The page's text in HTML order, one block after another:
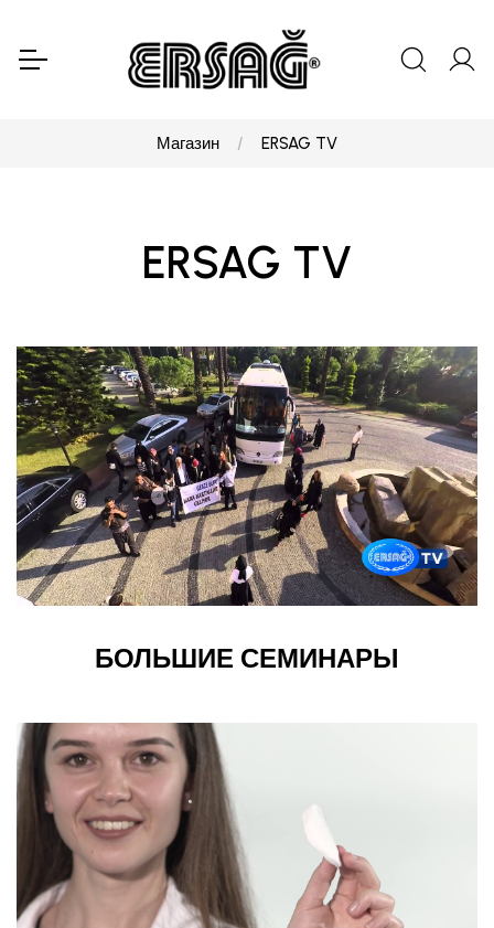
Магазин ERSAG TV
ERSAG TV
БОЛЬШИЕ СЕМИНАРЫ